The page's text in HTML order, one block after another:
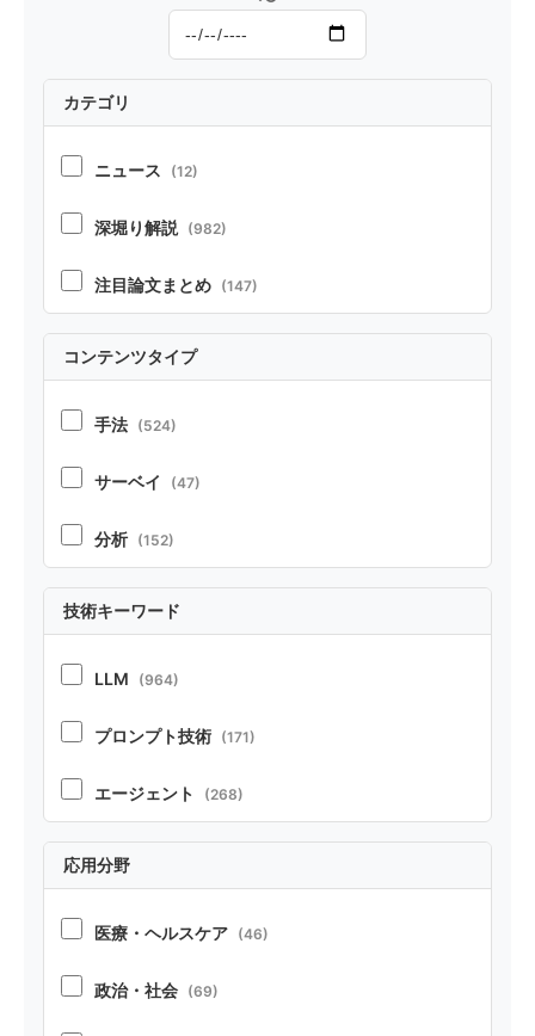
カテゴリ
ニュース (12)
深堀り解説 (982)
注目論文まとめ (147)
コンテンツタイプ
手法 (524)
サーベイ (47)
分析 (152)
技術キーワード
LLM (964)
プロンプト技術 (171)
エージェント (268)
応用分野
医療・ヘルスケア (46)
政治・社会 (69)